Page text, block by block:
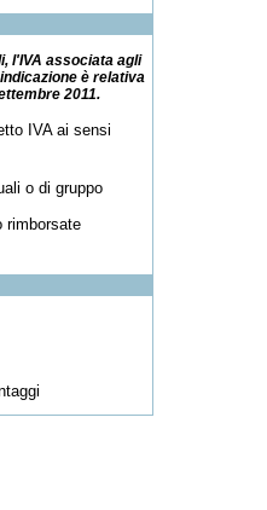
l'IVA associata agli
è relativa
2011.
IVA ai sensi
o di gruppo
rimborsate